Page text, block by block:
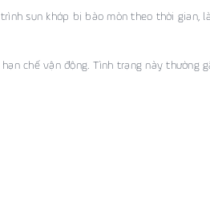
sụn khớp bị bào mòn theo thời gian,
chế vận động. Tình trạng này thường